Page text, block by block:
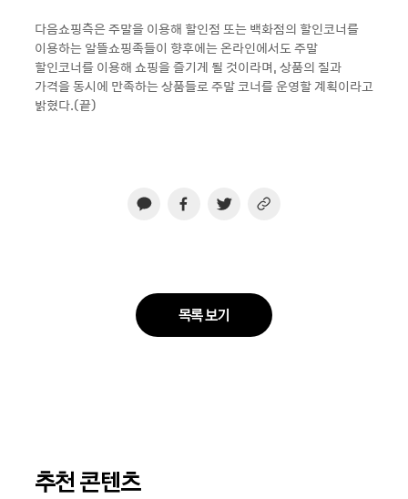
다음쇼핑측은 주말을 이용해 할인점 또는 백화점의 할인코너를
이용하는 알뜰쇼핑족들이 향후에는 온라인에서도 주말
할인코너를 이용해 쇼핑을 즐기게 될 것이라며, 상품의 질과
가격을 동시에 만족하는 상품들로 주말 코너를 운영할 계획이라고
밝혔다.(끝)
목록 보기
추천 콘텐츠